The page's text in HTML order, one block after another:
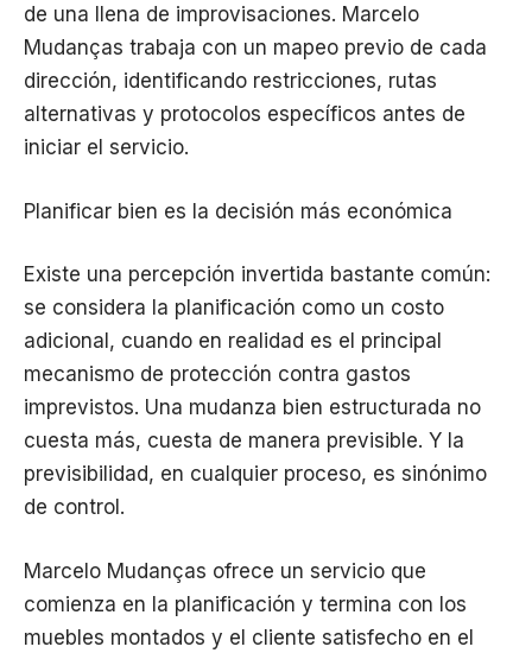
de una llena de improvisaciones. Marcelo
Mudanças trabaja con un mapeo previo de cada
dirección, identificando restricciones, rutas
alternativas y protocolos específicos antes de
iniciar el servicio.
Planificar bien es la decisión más económica
Existe una percepción invertida bastante común:
se considera la planificación como un costo
adicional, cuando en realidad es el principal
mecanismo de protección contra gastos
imprevistos. Una mudanza bien estructurada no
cuesta más, cuesta de manera previsible. Y la
previsibilidad, en cualquier proceso, es sinónimo
de control.
Marcelo Mudanças ofrece un servicio que
comienza en la planificación y termina con los
muebles montados y el cliente satisfecho en el